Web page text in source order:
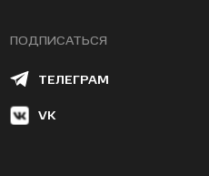
ПОДПИСАТЬСЯ
ТЕЛЕГРАМ
VK